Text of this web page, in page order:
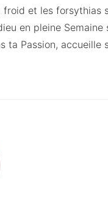
froid et les forsythias
en pleine Semaine
ta Passion,